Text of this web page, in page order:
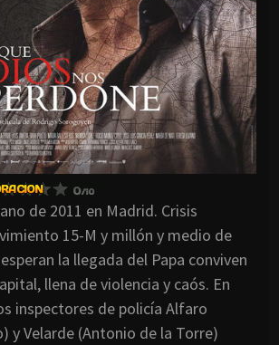
de 2011 en Madrid. Crisis
15-M y millón y medio de
la llegada del Papa conviven
llena de violencia y caós. En
inspectores de policía Alfaro
y Velarde (Antonio de la Torre)